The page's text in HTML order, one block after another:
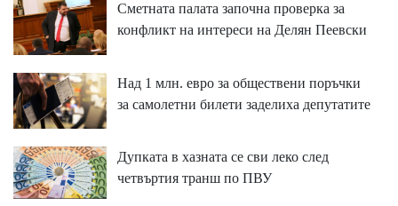
Сметната палата започна проверка за
конфликт на интереси на Делян Пеевски
Над 1 млн. евро за обществени поръчки
за самолетни билети заделиха депутатите
Дупката в хазната се сви леко след
четвъртия транш по ПВУ